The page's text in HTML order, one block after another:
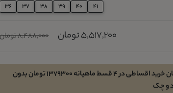
36 37 38 39 40 41
5,517,200 تومان 8,488,000 تومان
امکان خرید اقساطی در 4 قسط ماهیانه 1379300 تومان بدون
و چک